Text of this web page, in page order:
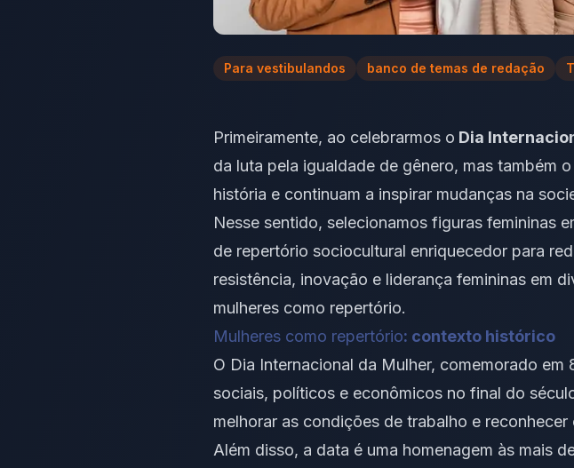
Para vestibulandos banco de temas de redação
Primeiramente, ao celebrarmos o Dia
da luta pela igualdade de gênero, mas também
história e continuam a inspirar mudanças na
Nesse sentido, selecionamos figuras femininas
de repertório sociocultural enriquecedor para
resistência, inovação e liderança femininas em
mulheres como repertório.
Mulheres como repertório: contexto histórico
O Dia Internacional da Mulher, comemorado
sociais, políticos e econômicos no final do
melhorar as condições de trabalho e reconhecer
Além disso, a data é uma homenagem às mais